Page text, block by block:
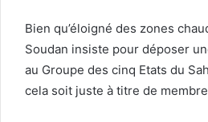
Bien qu’éloigné des zones
Soudan insiste pour déposer
au Groupe des cinq Etats du
cela soit juste à titre de